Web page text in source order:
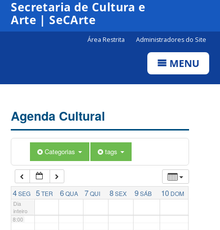
Secretaria de Cultura e
Arte | SeCArte
Área Restrita Administradores do Site
MENU
Agenda Cultural
Categorias tags
4SEG 5TER 6QUA 7QUI 8SEX 9SÁB 10 DOM
Dia
inteiro
1:00
5:00
7:00
8:00